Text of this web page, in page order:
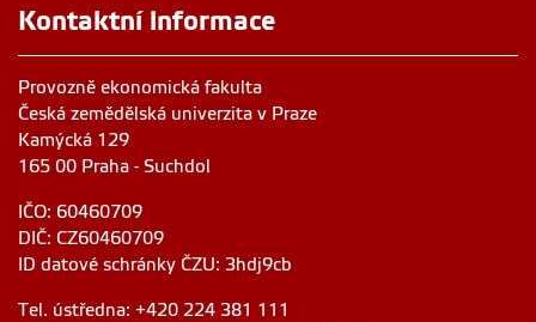
Kontaktní informace
Provozně ekonomická fakulta
Česká zemědělská univerzita v Praze
Kamýcká 129
165 00 Praha - Suchdol
IČO: 60460709
DIČ: CZ60460709
ID datové schránky ČZU: 3hdj9cb
Tel. ústředna: +420 224 381 111